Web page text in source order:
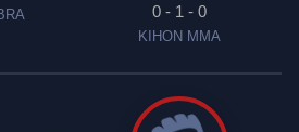
0 - 1 - 0
KIHON MMA